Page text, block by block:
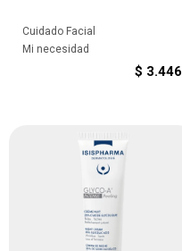
Cuidado Facial
Mi necesidad
$ 3.446